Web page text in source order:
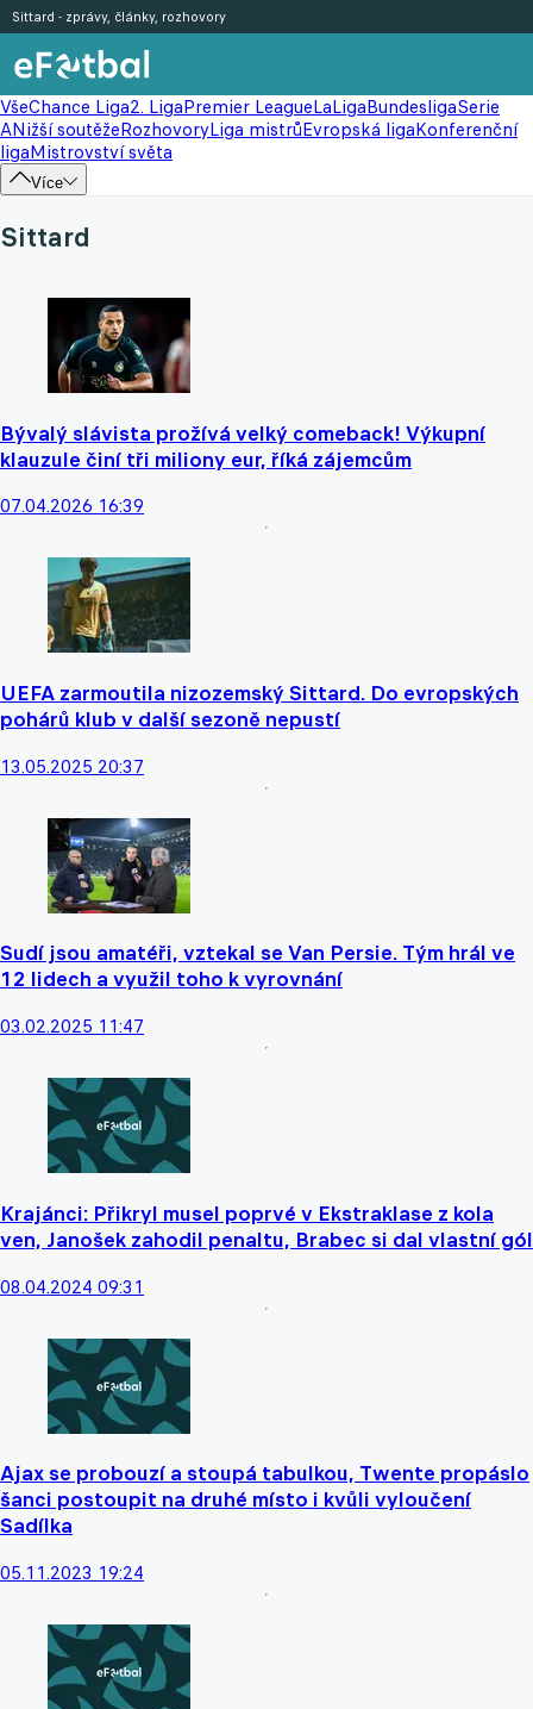
VšeChance Liga2. LigaPremier LeagueLaLigaBundesligaSerie
ANižší soutěžeRozhovoryLiga mistrůEvropská ligaKonferenční
ligaMistrovství světa
Více
Sittard - zprávy, články, rozhovory
Sittard
Bývalý slávista prožívá velký comeback! Výkupní
klauzule činí tři miliony eur, říká zájemcům
07.04.2026 16:39
UEFA zarmoutila nizozemský Sittard. Do evropských
pohárů klub v další sezoně nepustí
13.05.2025 20:37
Sudí jsou amatéři, vztekal se Van Persie. Tým hrál ve
12 lidech a využil toho k vyrovnání
03.02.2025 11:47
Krajánci: Přikryl musel poprvé v Ekstraklase z kola
ven, Janošek zahodil penaltu, Brabec si dal vlastní gól
08.04.2024 09:31
Ajax se probouzí a stoupá tabulkou, Twente propáslo
šanci postoupit na druhé místo i kvůli vyloučení
Sadílka
05.11.2023 19:24